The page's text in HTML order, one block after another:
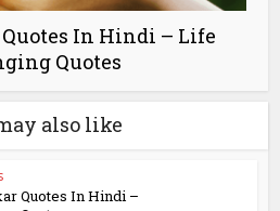
In Hindi – Life
Quotes
also like
Quotes In Hindi –